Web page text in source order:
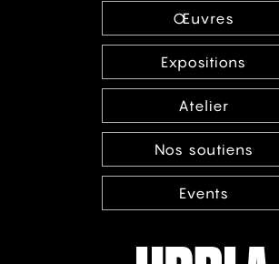
Œuvres
Expositions
Atelier
Nos soutiens
Events